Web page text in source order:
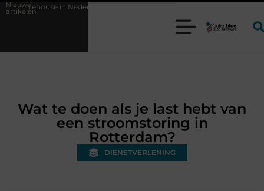
Nieuwe
artikelenen waarom wordt het steeds belangrijker?
Wat te doen als je last hebt van
een stroomstoring in
Rotterdam?
DIENSTVERLENING